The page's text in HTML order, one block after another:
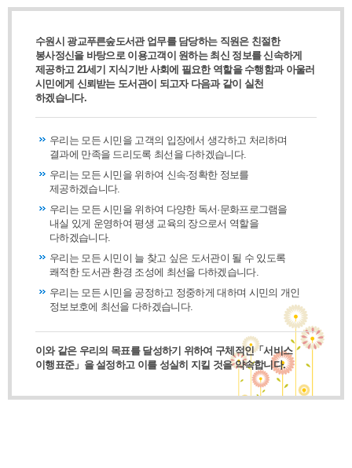
수원시 광교푸른숲도서관 업무를 담당하는 직원은 친절한
봉사정신을 바탕으로 이용고객이 원하는 최신 정보를 신속하게
제공하고 21세기 지식기반 사회에 필요한 역할을 수행함과 아울러
시민에게 신뢰받는 도서관이 되고자 다음과 같이 실천
하겠습니다.
우리는 모든 시민을 고객의 입장에서 생각하고 처리하며
결과에 만족을 드리도록 최선을 다하겠습니다.
우리는 모든 시민을 위하여 신속·정확한 정보를
제공하겠습니다.
우리는 모든 시민을 위하여 다양한 독서·문화프로그램을
내실 있게 운영하여 평생 교육의 장으로서 역할을
다하겠습니다.
우리는 모든 시민이 늘 찾고 싶은 도서관이 될 수 있도록
쾌적한 도서관 환경 조성에 최선을 다하겠습니다.
우리는 모든 시민을 공정하고 정중하게 대하며 시민의 개인
정보보호에 최선을 다하겠습니다.
이와 같은 우리의 목표를 달성하기 위하여 구체적인「서비스
이행표준」을 설정하고 이를 성실히 지킬 것을 약속합니다.